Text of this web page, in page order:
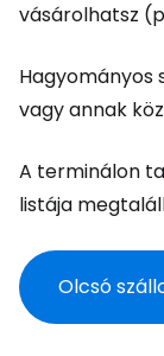
vásárolhatsz
vagy annak
A terminálon
listája
Olcsó